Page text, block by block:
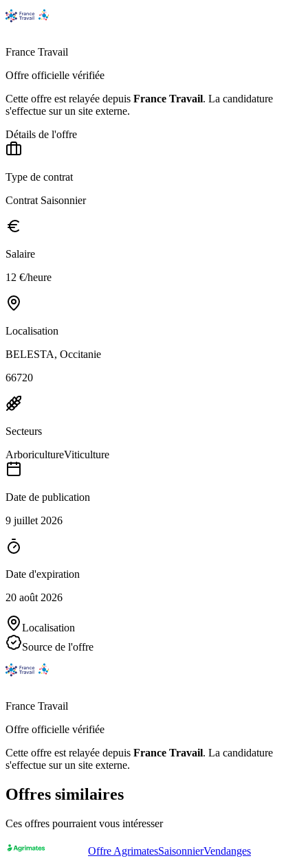
France Travail
Offre officielle vérifiée
Cette offre est relayée depuis France Travail. La candidature
s'effectue sur un site externe.
Détails de l'offre
Type de contrat
Contrat Saisonnier
Salaire
12 €/heure
Localisation
BELESTA, Occitanie
66720
Secteurs
ArboricultureViticulture
Date de publication
9 juillet 2026
Date d'expiration
20 août 2026
Localisation
Source de l'offre
France Travail
Offre officielle vérifiée
Cette offre est relayée depuis France Travail. La candidature
s'effectue sur un site externe.
Offres similaires
Ces offres pourraient vous intéresser
Offre AgrimatesSaisonnierVendanges